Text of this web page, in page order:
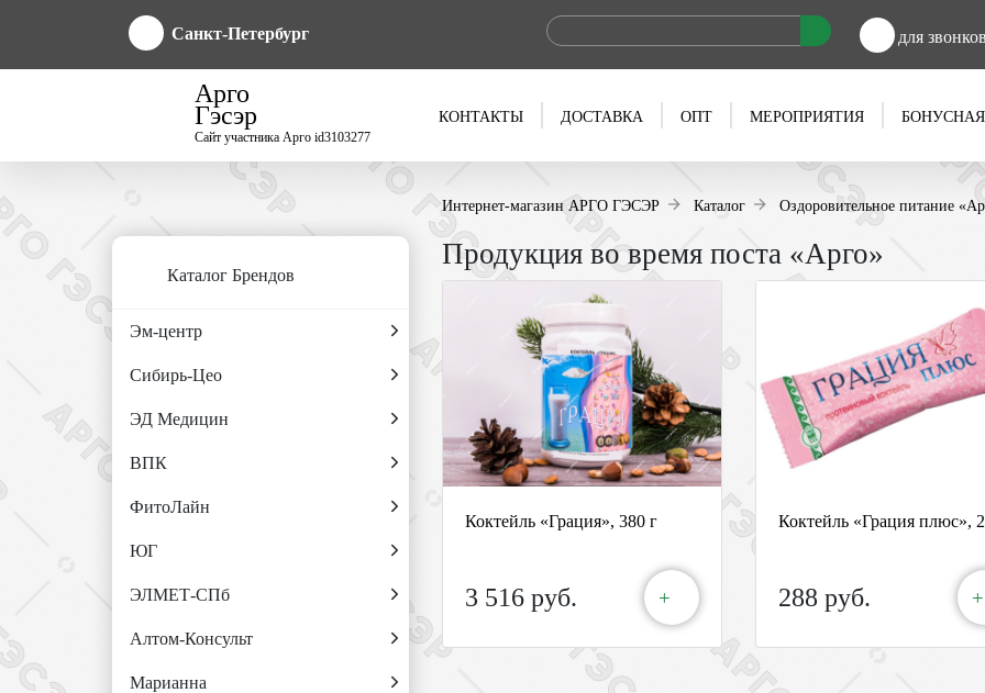
Санкт-Петербург для
Арго
Гэсэр
Сайт участника Арго id3103277
КОНТАКТЫ ДОСТАВКА ОПТ МЕРОПРИЯТИЯ
Интернет-магазин АРГО ГЭСЭР Каталог Оздоровительное питание
Каталог Брендов
Эм-центр
Сибирь-Цео
ЭД Медицин
ВПК
ФитоЛайн
ЮГ
ЭЛМЕТ-СПб
Алтом-Консульт
Марианна
Продукция во время поста «Арго»
Коктейль «Грация», 380 г
3 516 руб. +
Коктейль «Грация плюс»,
288 руб. +